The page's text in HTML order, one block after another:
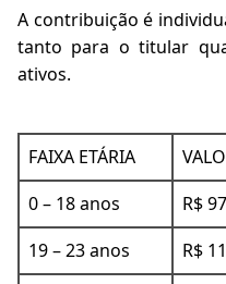
A contribuição é
tanto para o titular
ativos.
FAIXA ETÁRIA
0 – 18 anos
R$
19 – 23 anos
R$